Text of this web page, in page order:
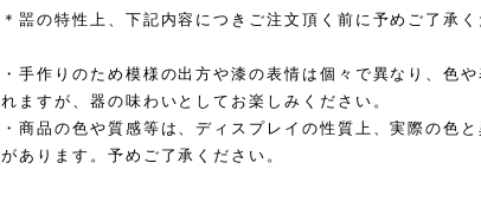
＊噐の特性上、下記内容につきご注文頂く前に予めご了承く
・手作りのため模様の出方や漆の表情は個々で異なり、色
れますが、器の味わいとしてお楽しみください。
・商品の色や質感等は、ディスプレイの性質上、実際の色
があります。予めご了承ください。